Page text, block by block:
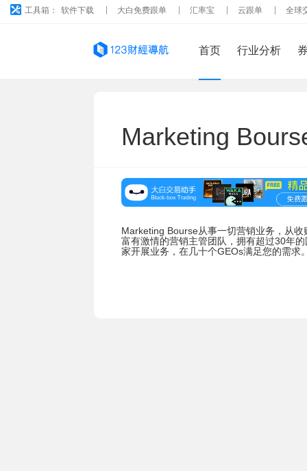
工具箱： 软件下载 大白免费跟单 汇率宝 云跟单 全球
首页 行业分析
Marketing
Marketing Bourse从事一切营销业务，从
富有激情的营销主管团队，拥有超过30年
家开展业务，在几十个GEOs满足您的需求